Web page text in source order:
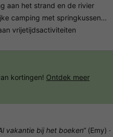
aan het strand en de rivier
camping met springkussen…
vrijetijdsactiviteiten
kortingen! Ontdek meer
vakantie bij het boeken“(Emy) ·